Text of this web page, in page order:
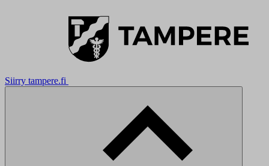
Siirry tampere.fi